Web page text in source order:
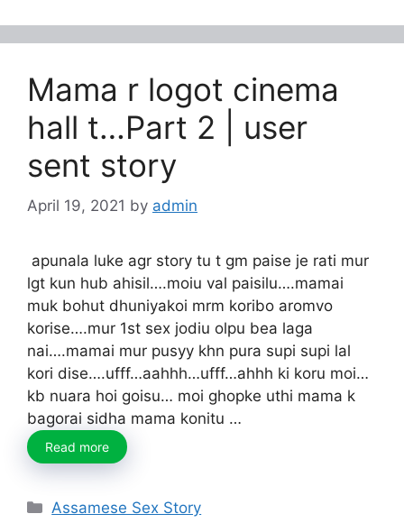
Mama r logot cinema
hall t…Part 2 | user
sent story
April 19, 2021 by admin
apunala luke agr story tu t gm paise je rati mur
lgt kun hub ahisil….moiu val paisilu….mamai
muk bohut dhuniyakoi mrm koribo aromvo
korise….mur 1st sex jodiu olpu bea laga
nai….mamai mur pusyy khn pura supi supi lal
kori dise….ufff…aahhh…ufff…ahhh ki koru moi…
kb nuara hoi goisu… moi ghopke uthi mama k
bagorai sidha mama konitu …
Read more
Categories
Assamese Sex Story